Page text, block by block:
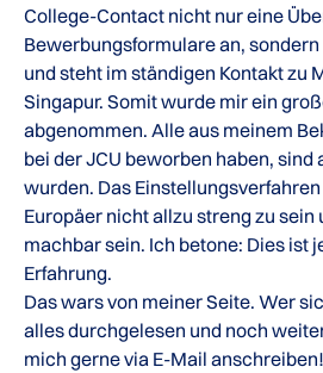
College-Contact nicht nur eine
Bewerbungsformulare an,
und steht im ständigen Kontakt zu
Singapur. Somit wurde mir ein
abgenommen. Alle aus meinem
bei der JCU beworben haben, sind
wurden. Das
Europäer nicht allzu streng zu sein
machbar sein. Ich betone: Dies ist
Erfahrung.
Das wars von meiner Seite. Wer
alles durchgelesen und noch
mich gerne via E-Mail